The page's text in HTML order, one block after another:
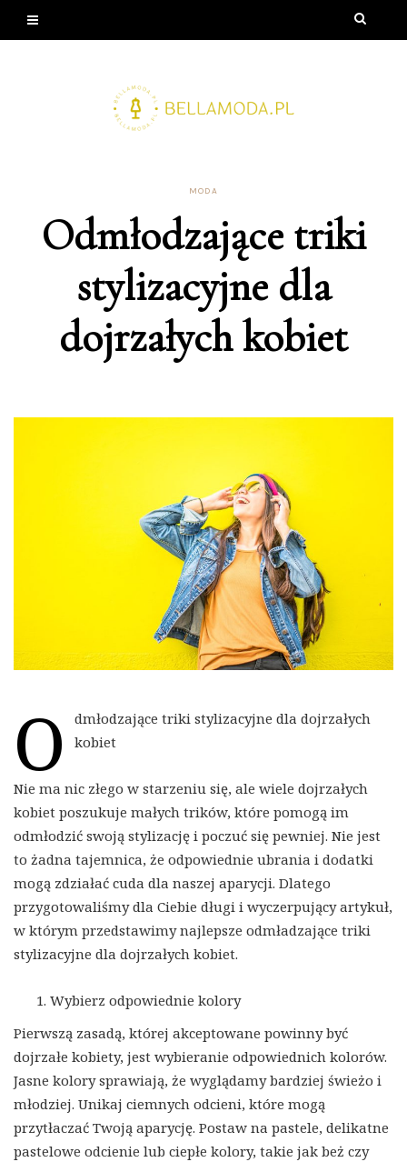
MODA
Odmłodzające triki
stylizacyjne dla
dojrzałych kobiet
O
dmłodzające triki stylizacyjne dla dojrzałych
kobiet
Nie ma nic złego w starzeniu się, ale wiele dojrzałych
kobiet poszukuje małych trików, które pomogą im
odmłodzić swoją stylizację i poczuć się pewniej. Nie jest
to żadna tajemnica, że odpowiednie ubrania i dodatki
mogą zdziałać cuda dla naszej aparycji. Dlatego
przygotowaliśmy dla Ciebie długi i wyczerpujący artykuł,
w którym przedstawimy najlepsze odmładzające triki
stylizacyjne dla dojrzałych kobiet.
Wybierz odpowiednie kolory
Pierwszą zasadą, której akceptowane powinny być
dojrzałe kobiety, jest wybieranie odpowiednich kolorów.
Jasne kolory sprawiają, że wyglądamy bardziej świeżo i
młodziej. Unikaj ciemnych odcieni, które mogą
przytłaczać Twoją aparycję. Postaw na pastele, delikatne
pastelowe odcienie lub ciepłe kolory, takie jak beż czy